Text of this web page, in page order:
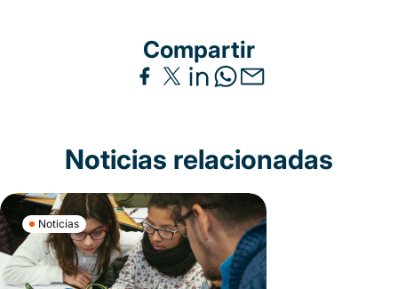
Compartir
Noticias relacionadas
Noticias